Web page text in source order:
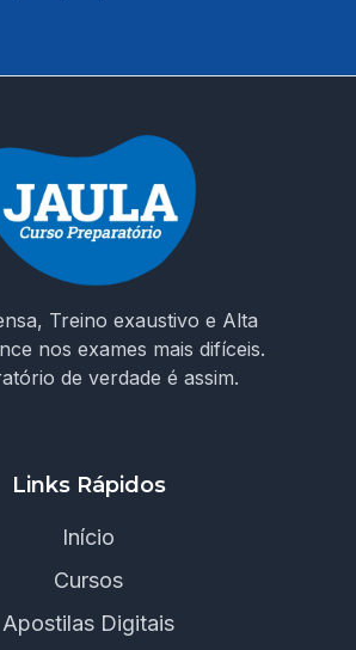
Treino exaustivo e Alta
nos exames mais difíceis.
de verdade é assim.
Links Rápidos
Início
Cursos
Apostilas Digitais